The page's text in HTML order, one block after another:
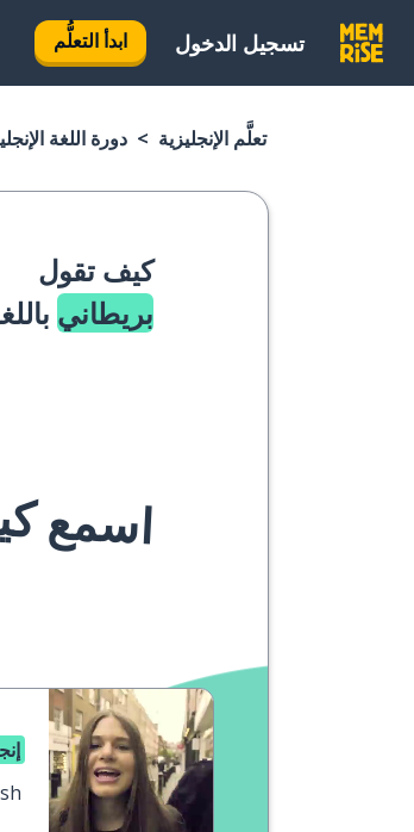
تسجيل الدخول ابدأ التعلُّم
تعلَّم الإنجليزية دورة اللغة
كيف تقول
بريطاني
اسمع